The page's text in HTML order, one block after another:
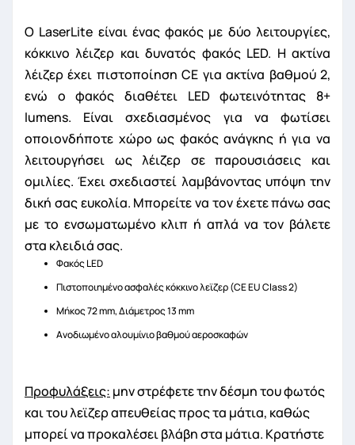
Ο LaserLite είναι ένας φακός με δύο λειτουργίες,
κόκκινο λέιζερ και δυνατός φακός LED. Η ακτίνα
λέιζερ έχει πιστοποίηση CE για ακτίνα βαθμού 2,
ενώ ο φακός διαθέτει LED φωτεινότητας 8+
lumens. Είναι σχεδιασμένος για να φωτίσει
οποιονδήποτε χώρο ως φακός ανάγκης ή για να
λειτουργήσει ως λέιζερ σε παρουσιάσεις και
ομιλίες. Έχει σχεδιαστεί λαμβάνοντας υπόψη την
δική σας ευκολία. Μπορείτε να τον έχετε πάνω σας
με το ενσωματωμένο κλιπ ή απλά να τον βάλετε
στα κλειδιά σας.
Φακός LED
Πιστοποιημένο ασφαλές κόκκινο λεϊζερ (CE EU Class 2)
Μήκος 72 mm, Διάμετρος 13 mm
Ανοδιωμένο αλουμίνιο βαθμού αεροσκαφών
Προφυλάξεις: μην στρέφετε την δέσμη του φωτός
και του λεϊζερ απευθείας προς τα μάτια, καθώς
μπορεί να προκαλέσει βλάβη στα μάτια. Κρατήστε